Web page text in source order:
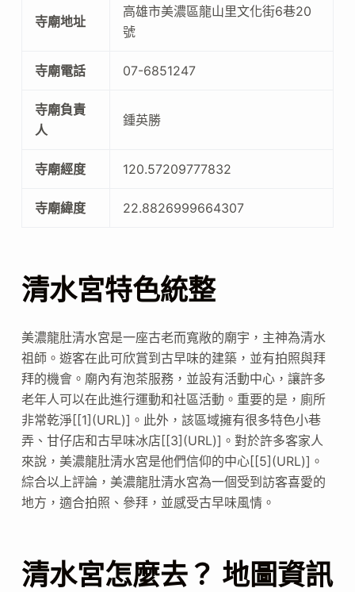
寺廟地址
高雄市美濃區龍山里文化街6巷20
號
寺廟電話 07-6851247
寺廟負責
人
鍾英勝
寺廟經度 120.57209777832
寺廟緯度 22.8826999664307
清水宮特色統整
美濃龍肚清水宮是一座古老而寬敞的廟宇，主神為清水
祖師。遊客在此可欣賞到古早味的建築，並有拍照與拜
拜的機會。廟內有泡茶服務，並設有活動中心，讓許多
老年人可以在此進行運動和社區活動。重要的是，廁所
非常乾淨[[1](URL)]。此外，該區域擁有很多特色小巷
弄、甘仔店和古早味冰店[[3](URL)]。對於許多客家人
來說，美濃龍肚清水宮是他們信仰的中心[[5](URL)]。
綜合以上評論，美濃龍肚清水宮為一個受到訪客喜愛的
地方，適合拍照、參拜，並感受古早味風情。
清水宮怎麼去？ 地圖資訊